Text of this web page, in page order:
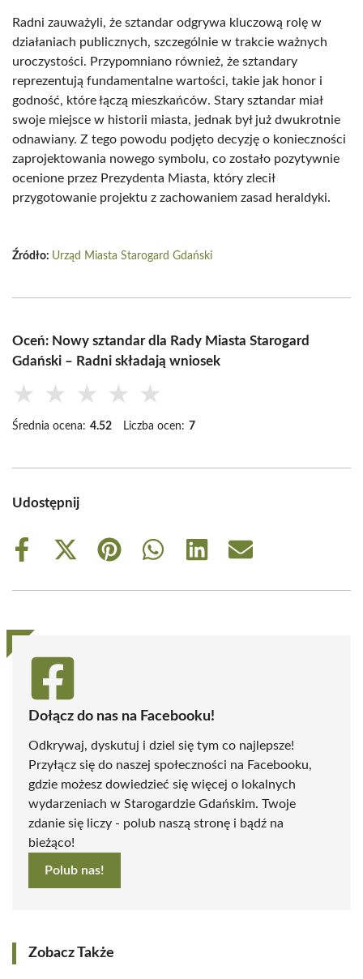
Radni zauważyli, że sztandar odgrywa kluczową rolę w
działaniach publicznych, szczególnie w trakcie ważnych
uroczystości. Przypomniano również, że sztandary
reprezentują fundamentalne wartości, takie jak honor i
godność, które łączą mieszkańców. Stary sztandar miał
swoje miejsce w historii miasta, jednak był już dwukrotnie
odnawiany. Z tego powodu podjęto decyzję o konieczności
zaprojektowania nowego symbolu, co zostało pozytywnie
ocenione przez Prezydenta Miasta, który zlecił
przygotowanie projektu z zachowaniem zasad heraldyki.
Źródło: Urząd Miasta Starogard Gdański
Oceń: Nowy sztandar dla Rady Miasta Starogard
Gdański – Radni składają wniosek
★ ★ ★ ★ ★
Średnia ocena: 4.52 Liczba ocen: 7
Udostępnij
Share
Share
(Twitter)
Share
Share
Share
Share
Dołącz do nas na Facebooku!
Odkrywaj, dyskutuj i dziel się tym co najlepsze!
Przyłącz się do naszej społeczności na Facebooku,
gdzie możesz dowiedzieć się więcej o lokalnych
wydarzeniach w Starogardzie Gdańskim. Twoje
zdanie się liczy - polub naszą stronę i bądź na
bieżąco!
Polub nas!
Zobacz Także